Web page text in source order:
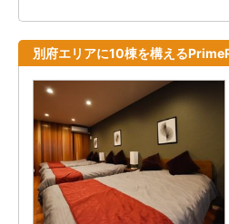
別府エリアに10棟を構える